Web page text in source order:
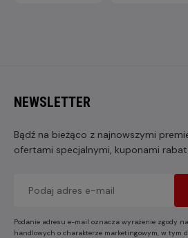
NEWSLETTER
Bądź na bieżąco z najnowszymi
ofertami specjalnymi, kuponami
Podanie adresu e-mail oznacza wyrażenie zgody
handlowych o charakterze marketingowym, w tym